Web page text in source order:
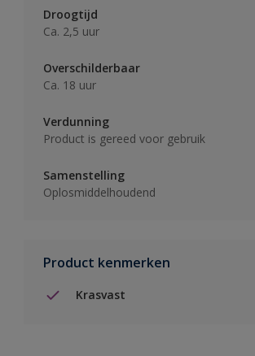
Droogtijd
Ca. 2,5 uur
Overschilderbaar
Ca. 18 uur
Verdunning
Product is gereed voor gebruik
Samenstelling
Oplosmiddelhoudend
Product kenmerken
Krasvast